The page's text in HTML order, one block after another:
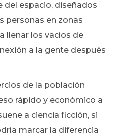
del espacio, diseñados
personas en zonas
llenar los vacíos de
a la gente después
de la población
rápido y económico a
a ciencia ficción, si
marcar la diferencia